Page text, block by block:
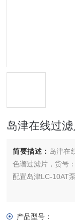
岛津在线过滤
简要描述： 岛津在
色谱过滤片，货号
配置岛津LC-10AT
产品型号：